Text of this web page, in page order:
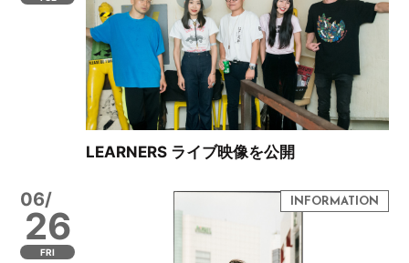
LEARNERS ライブ映像を公開
06/
26
FRI